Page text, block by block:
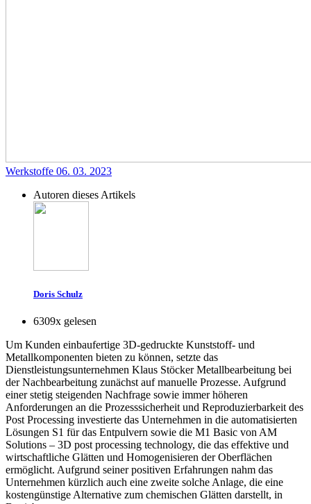
Werkstoffe 06. 03. 2023
Autoren dieses Artikels
Doris Schulz
6309x gelesen
Um Kunden einbaufertige 3D-gedruckte Kunststoff- und
Metallkomponenten bieten zu können, setzte das
Dienstleistungsunternehmen Klaus Stöcker Metallbearbeitung bei
der Nachbearbeitung zunächst auf manuelle Prozesse. Aufgrund
einer stetig steigenden Nachfrage sowie immer höheren
Anforderungen an die Prozesssicherheit und Reproduzierbarkeit des
Post Processing investierte das Unternehmen in die automatisierten
Lösungen S1 für das Entpulvern sowie die M1 ­Basic von AM
Solutions – 3D post processing technology, die das effektive und
wirtschaftliche Glätten und Homoge­nisieren der Oberflächen
ermöglicht. Aufgrund seiner positiven Erfahrungen nahm das
Unternehmen kürzlich auch eine zweite solche Anlage, die eine
kostengünstige Alternative zum chemischen Glätten darstellt, in